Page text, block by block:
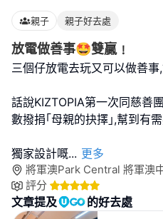
親子 親子好去處
放電做善事🤩雙贏﹗
三個仔放電去玩又可以做善事
話說KIZTOPIA第一次同慈善
數撥捐｢母親的抉擇｣,幫到有
獨家設計嘅... 更多
將軍澳Park Central 將軍澳
評分
文章提及 的好去處